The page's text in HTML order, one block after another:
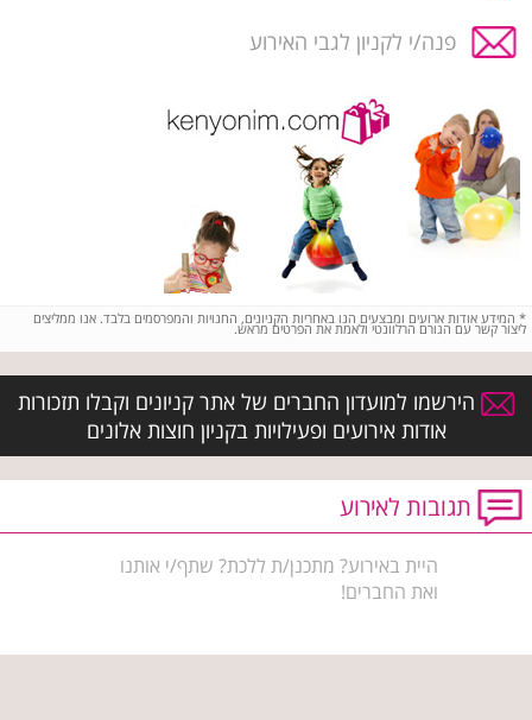
פנה/י לקניון לגבי האירוע
* המידע אודות ארועים ומבצעים הנו באחריות הקניונים, החנויות והמפרסמים בלבד. אנו ממליצים
ליצור קשר עם הגורם הרלוונטי ולאמת את הפרטים מראש.
הירשמו למועדון החברים של אתר קניונים וקבלו תזכורות
אודות אירועים ופעילויות בקניון חוצות אלונים
תגובות לאירוע
היית באירוע? מתכנן/ת ללכת? שתף/י אותנו
ואת החברים!